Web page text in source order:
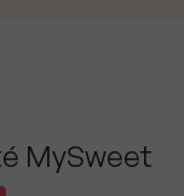
MySweet